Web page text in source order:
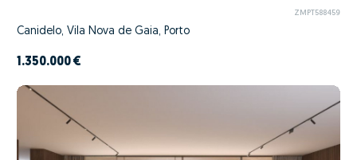
ZMPT588459
Canidelo, Vila Nova de Gaia, Porto
1.350.000 €